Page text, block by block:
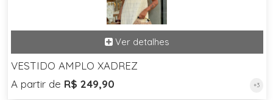
VESTIDO AMPLO XADREZ
A partir de R$ 249,90 +3